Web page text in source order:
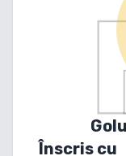
Înscris cu